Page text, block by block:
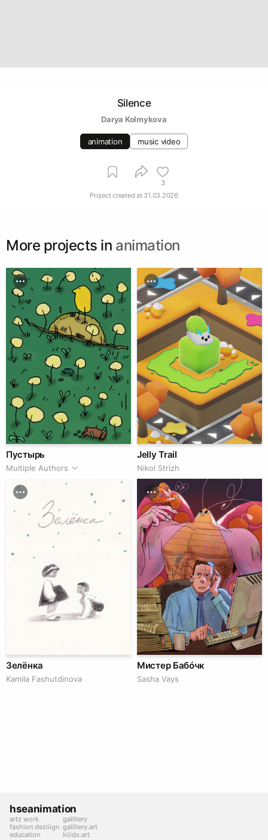
Silence
Darya Kolmykova
animation music video
3
Project created at 31.03.2026
More projects in animation
Пустырь
Multiple Authors
Jelly Trail
Nikol Strizh
Зелёнка
Kamila Fashutdinova
Мистер Бабóчк
Sasha Vays
hseanimation
artz work
fashion deziiign
education
gallllery
gallllery.art
kiiids.art